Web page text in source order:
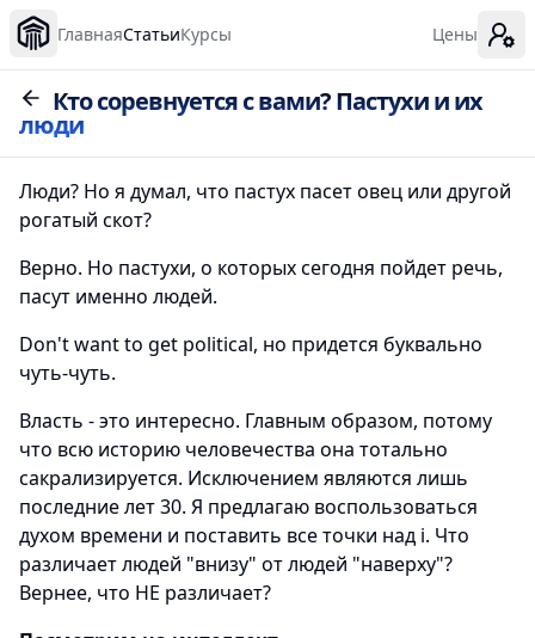
ГлавнаяСтатьиКурсы Цены
Кто соревнуется с вами? Пастухи и их
люди
Люди? Но я думал, что пастух пасет овец или другой
рогатый скот?
Верно. Но пастухи, о которых сегодня пойдет речь,
пасут именно людей.
Don't want to get political, но придется буквально
чуть-чуть.
Власть - это интересно. Главным образом, потому
что всю историю человечества она тотально
сакрализируется. Исключением являются лишь
последние лет 30. Я предлагаю воспользоваться
духом времени и поставить все точки над i. Что
различает людей "внизу" от людей "наверху"?
Вернее, что НЕ различает?